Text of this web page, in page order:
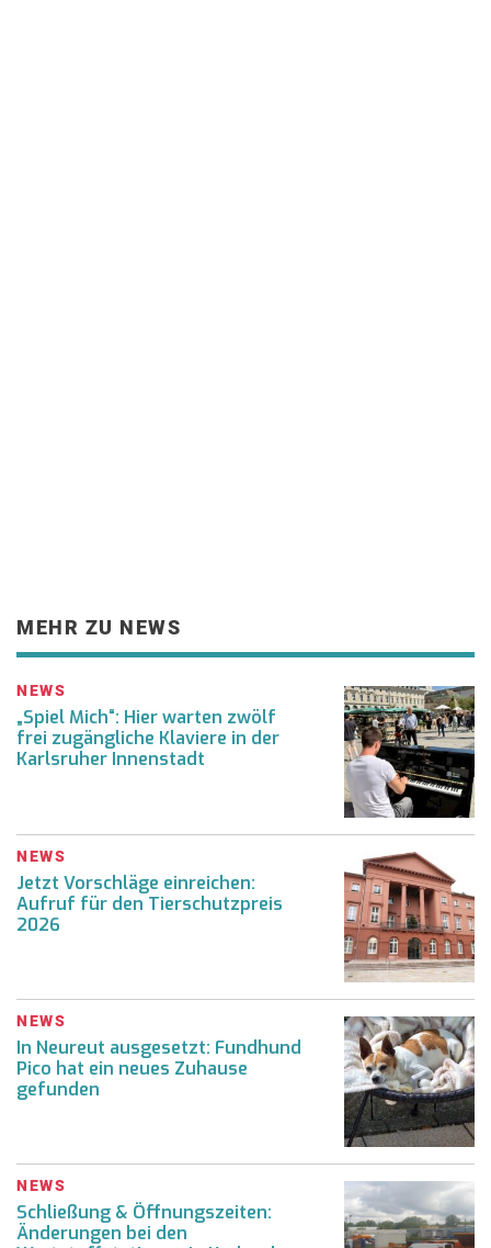
MEHR ZU NEWS
NEWS
„Spiel Mich“: Hier warten zwölf
frei zugängliche Klaviere in der
Karlsruher Innenstadt
NEWS
Jetzt Vorschläge einreichen:
Aufruf für den Tierschutzpreis
2026
NEWS
In Neureut ausgesetzt: Fundhund
Pico hat ein neues Zuhause
gefunden
NEWS
Schließung & Öffnungszeiten:
Änderungen bei den